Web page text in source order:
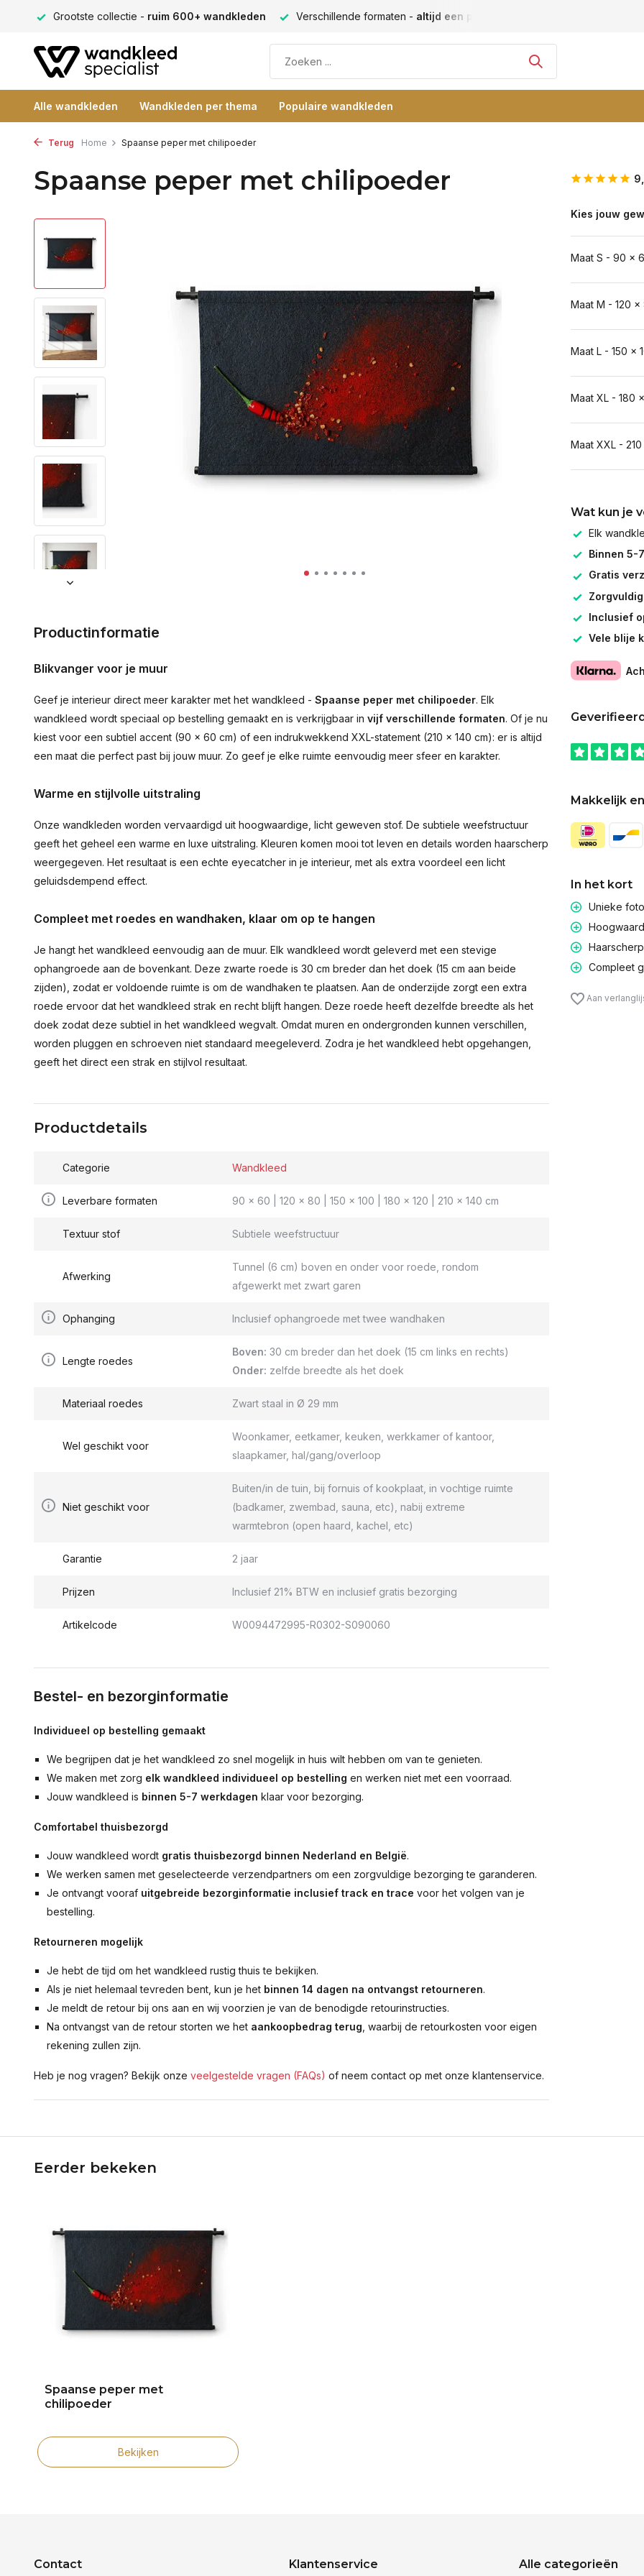
Grootste collectie - ruim 600+ wandkleden Verschillende formaten - altijd een passende maat
Alle wandkleden Wandkleden per thema Populaire wandkleden
Terug Home Spaanse peper met chilipoeder
Spaanse peper met chilipoeder
Productinformatie
Blikvanger voor je muur
Geef je interieur direct meer karakter met het wandkleed - Spaanse peper met chilipoeder. Elk
wandkleed wordt speciaal op bestelling gemaakt en is verkrijgbaar in vijf verschillende formaten. Of je nu
kiest voor een subtiel accent (90 × 60 cm) of een indrukwekkend XXL-statement (210 × 140 cm): er is altijd
een maat die perfect past bij jouw muur. Zo geef je elke ruimte eenvoudig meer sfeer en karakter.
Warme en stijlvolle uitstraling
Onze wandkleden worden vervaardigd uit hoogwaardige, licht geweven stof. De subtiele weefstructuur
geeft het geheel een warme en luxe uitstraling. Kleuren komen mooi tot leven en details worden haarscherp
weergegeven. Het resultaat is een echte eyecatcher in je interieur, met als extra voordeel een licht
geluidsdempend effect.
Compleet met roedes en wandhaken, klaar om op te hangen
Je hangt het wandkleed eenvoudig aan de muur. Elk wandkleed wordt geleverd met een stevige
ophangroede aan de bovenkant. Deze zwarte roede is 30 cm breder dan het doek (15 cm aan beide
zijden), zodat er voldoende ruimte is om de wandhaken te plaatsen. Aan de onderzijde zorgt een extra
roede ervoor dat het wandkleed strak en recht blijft hangen. Deze roede heeft dezelfde breedte als het
doek zodat deze subtiel in het wandkleed wegvalt. Omdat muren en ondergronden kunnen verschillen,
worden pluggen en schroeven niet standaard meegeleverd. Zodra je het wandkleed hebt opgehangen,
geeft het direct een strak en stijlvol resultaat.
Productdetails
Categorie Wandkleed
Leverbare formaten 90 x 60 | 120 x 80 | 150 x 100 | 180 x 120 | 210 x 140 cm
Textuur stof Subtiele weefstructuur
Afwerking
Tunnel (6 cm) boven en onder voor roede, rondom
afgewerkt met zwart garen
Ophanging Inclusief ophangroede met twee wandhaken
Lengte roedes
Boven: 30 cm breder dan het doek (15 cm links en rechts)
Onder: zelfde breedte als het doek
Materiaal roedes Zwart staal in Ø 29 mm
Wel geschikt voor
Woonkamer, eetkamer, keuken, werkkamer of kantoor,
slaapkamer, hal/gang/overloop
Niet geschikt voor
Buiten/in de tuin, bij fornuis of kookplaat, in vochtige ruimte
(badkamer, zwembad, sauna, etc), nabij extreme
warmtebron (open haard, kachel, etc)
Garantie 2 jaar
Prijzen Inclusief 21% BTW en inclusief gratis bezorging
Artikelcode W0094472995-R0302-S090060
Bestel- en bezorginformatie
Individueel op bestelling gemaakt
We begrijpen dat je het wandkleed zo snel mogelijk in huis wilt hebben om van te genieten.
We maken met zorg elk wandkleed individueel op bestelling en werken niet met een voorraad.
Jouw wandkleed is binnen 5-7 werkdagen klaar voor bezorging.
Comfortabel thuisbezorgd
Jouw wandkleed wordt gratis thuisbezorgd binnen Nederland en België.
We werken samen met geselecteerde verzendpartners om een zorgvuldige bezorging te garanderen.
Je ontvangt vooraf uitgebreide bezorginformatie inclusief track en trace voor het volgen van je
bestelling.
Retourneren mogelijk
Je hebt de tijd om het wandkleed rustig thuis te bekijken.
Als je niet helemaal tevreden bent, kun je het binnen 14 dagen na ontvangst retourneren.
Je meldt de retour bij ons aan en wij voorzien je van de benodigde retourinstructies.
Na ontvangst van de retour storten we het aankoopbedrag terug , waarbij de retourkosten voor eigen
rekening zullen zijn.
Heb je nog vragen? Bekijk onze veelgestelde vragen (FAQs) of neem contact op met onze klantenservice.
Kies jouw
Maat S - 90 x
Maat M - 120 x
Maat L - 150 x
Maat XL - 180
Maat XXL -
Wat kun je
Elk
Binnen 5-
Gratis
Inclusief
Vele blije
Makkelijk
In het kort
Unieke
Compleet
Aan
Eerder bekeken
Spaanse peper met
chilipoeder
Bekijken
Contact Klantenservice Alle categorieën